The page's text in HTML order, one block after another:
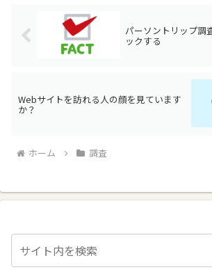
パーソントリップ調
ックする
Webサイトを訪れる人の顔を見ています
か？
ホーム 調査